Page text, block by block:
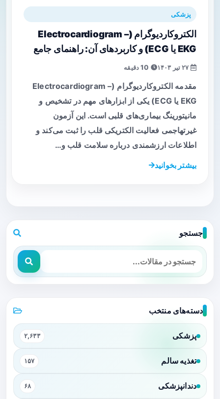
پزشکی
الکتروکاردیوگرام (Electrocardiogram –
EKG یا ECG) و کاربردهای آن: راهنمای جامع
مقدمه الکتروکاردیوگرام (Electrocardiogram –
EKG یا ECG) یکی از ابزارهای مهم در تشخیص و
مانیتورینگ بیماری‌های قلبی است. این آزمون
غیرتهاجمی فعالیت الکتریکی قلب را ثبت می‌کند و
اطلاعات ارزشمندی درباره سلامت قلب و…
بیشتر بخوانید
جستجو
دسته‌های منتخب
پزشکی ۲,۶۳۳
تغذیه سالم ۱۵۷
دندانپزشکی ۶۸